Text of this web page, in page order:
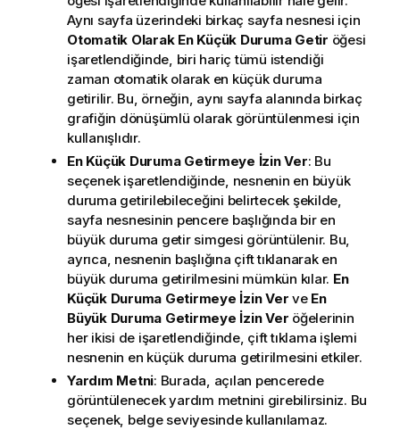
Aynı sayfa üzerindeki birkaç sayfa nesnesi için
Otomatik Olarak En Küçük Duruma Getir öğesi
işaretlendiğinde, biri hariç tümü istendiği
zaman otomatik olarak en küçük duruma
getirilir. Bu, örneğin, aynı sayfa alanında birkaç
grafiğin dönüşümlü olarak görüntülenmesi için
kullanışlıdır.
En Küçük Duruma Getirmeye İzin Ver: Bu
seçenek işaretlendiğinde, nesnenin en büyük
duruma getirilebileceğini belirtecek şekilde,
sayfa nesnesinin pencere başlığında bir en
büyük duruma getir simgesi görüntülenir. Bu,
ayrıca, nesnenin başlığına çift tıklanarak en
büyük duruma getirilmesini mümkün kılar. En
Küçük Duruma Getirmeye İzin Ver ve En
Büyük Duruma Getirmeye İzin Ver öğelerinin
her ikisi de işaretlendiğinde, çift tıklama işlemi
nesnenin en küçük duruma getirilmesini etkiler.
Yardım Metni: Burada, açılan pencerede
görüntülenecek yardım metnini girebilirsiniz. Bu
seçenek, belge seviyesinde kullanılamaz.